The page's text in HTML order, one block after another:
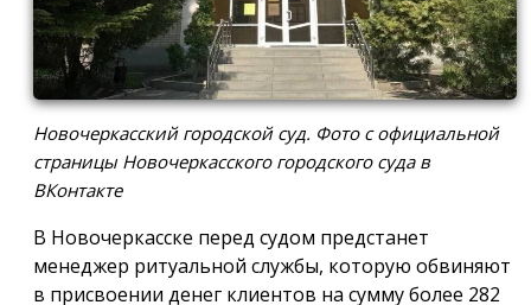
Новочеркасский городской суд. Фото с официальной
страницы Новочеркасского городского суда в
ВКонтакте
В Новочеркасске перед судом предстанет
менеджер ритуальной службы, которую обвиняют
в присвоении денег клиентов на сумму более 282